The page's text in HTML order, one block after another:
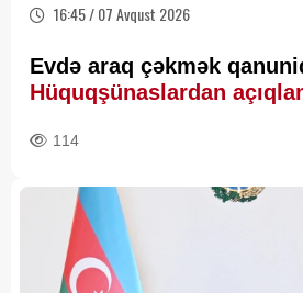
16:45 / 07 Avqust 2026
Evdə araq çəkmək
Hüquqşünaslardan
114